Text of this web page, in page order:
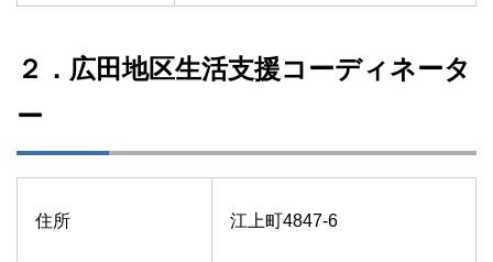
２．広田地区生活支援コーディネータ
ー
住所 江上町4847-6